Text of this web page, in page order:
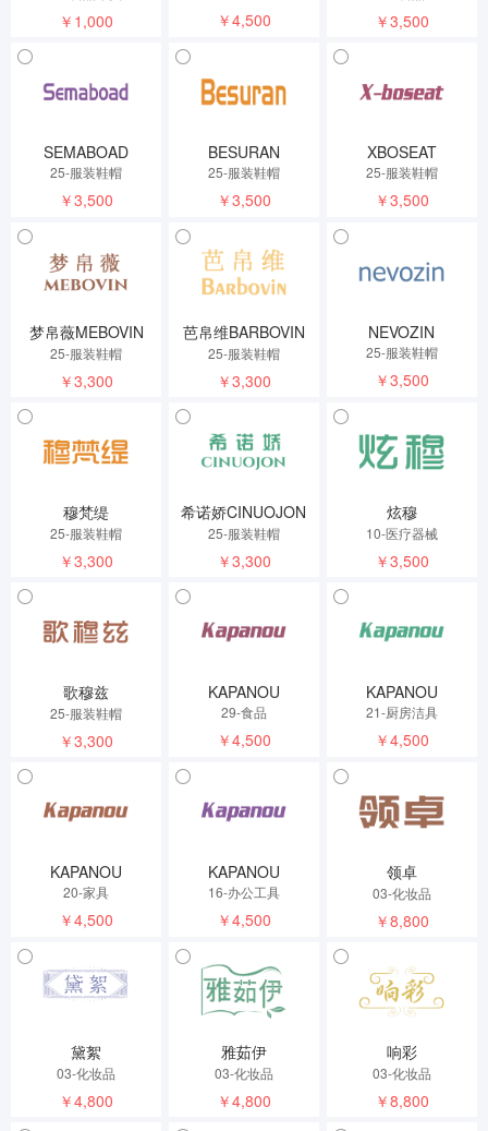
￥1,000 ￥4,500 ￥3,500
SEMABOAD
25-服装鞋帽
￥3,500
BESURAN
25-服装鞋帽
￥3,500
XBOSEAT
25-服装鞋帽
￥3,500
梦帛薇MEBOVIN
25-服装鞋帽
￥3,300
芭帛维BARBOVIN
25-服装鞋帽
￥3,300
NEVOZIN
25-服装鞋帽
￥3,500
穆梵缇
25-服装鞋帽
￥3,300
希诺娇CINUOJON
25-服装鞋帽
￥3,300
炫穆
10-医疗器械
￥3,500
歌穆兹
25-服装鞋帽
￥3,300
KAPANOU
29-食品
￥4,500
KAPANOU
21-厨房洁具
￥4,500
KAPANOU
20-家具
￥4,500
KAPANOU
16-办公工具
￥4,500
领卓
03-化妆品
￥8,800
黛絮
03-化妆品
￥4,800
雅茹伊
03-化妆品
￥4,800
响彩
03-化妆品
￥8,800